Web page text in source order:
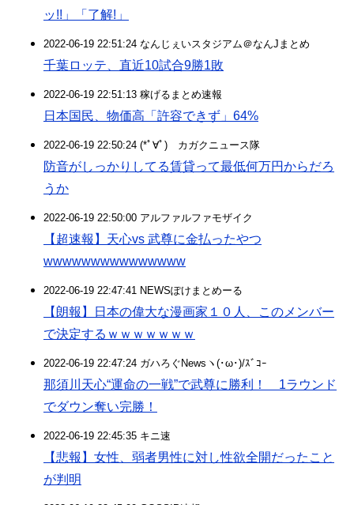
ッ!!」「了解!」
2022-06-19 22:51:24 なんじぇいスタジアム＠なんJまとめ
千葉ロッテ、直近10試合9勝1敗
2022-06-19 22:51:13 稼げるまとめ速報
日本国民、物価高「許容できず」64%
2022-06-19 22:50:24 (*ﾟ∀ﾟ)ゞカガクニュース隊
防音がしっかりしてる賃貸って最低何万円からだろ
うか
2022-06-19 22:50:00 アルファルファモザイク
【超速報】天心vs 武尊に金払ったやつ
wwwwwwwwwwwwwww
2022-06-19 22:47:41 NEWSぽけまとめーる
【朗報】日本の偉大な漫画家１０人、このメンバー
で決定するｗｗｗｗｗｗｗ
2022-06-19 22:47:24 ガハろぐNewsヽ(･ω･)/ｽﾞｺｰ
那須川天心“運命の一戦”で武尊に勝利！ 1ラウンド
でダウン奪い完勝！
2022-06-19 22:45:35 キニ速
【悲報】女性、弱者男性に対し性欲全開だったこと
が判明